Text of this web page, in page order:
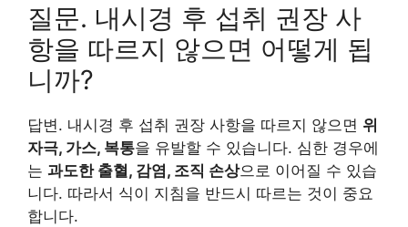
질문. 내시경 후 섭취 권장 사
항을 따르지 않으면 어떻게 됩
니까?
답변. 내시경 후 섭취 권장 사항을 따르지 않으면 위
자극, 가스, 복통을 유발할 수 있습니다. 심한 경우에
는 과도한 출혈, 감염, 조직 손상으로 이어질 수 있습
니다. 따라서 식이 지침을 반드시 따르는 것이 중요
합니다.